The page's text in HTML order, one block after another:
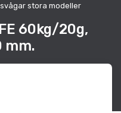
stora modeller
60kg/20g,
mm.